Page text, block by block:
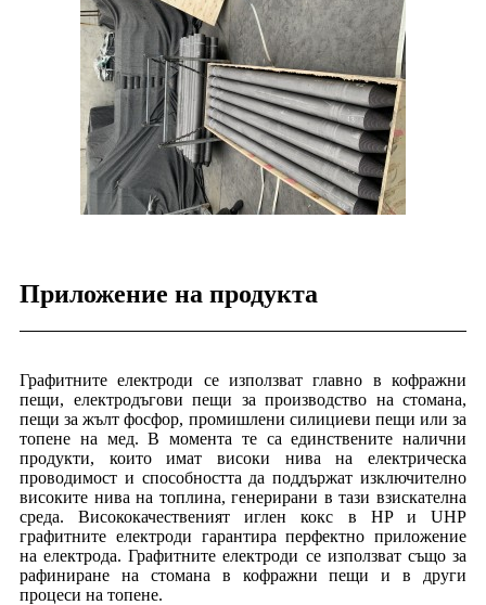
Приложение на продукта
Графитните електроди се използват главно в кофражни
пещи, електродъгови пещи за производство на стомана,
пещи за жълт фосфор, промишлени силициеви пещи или за
топене на мед. В момента те са единствените налични
продукти, които имат високи нива на електрическа
проводимост и способността да поддържат изключително
високите нива на топлина, генерирани в тази взискателна
среда. Висококачественият иглен кокс в HP и UHP
графитните електроди гарантира перфектно приложение
на електрода. Графитните електроди се използват също за
рафиниране на стомана в кофражни пещи и в други
процеси на топене.